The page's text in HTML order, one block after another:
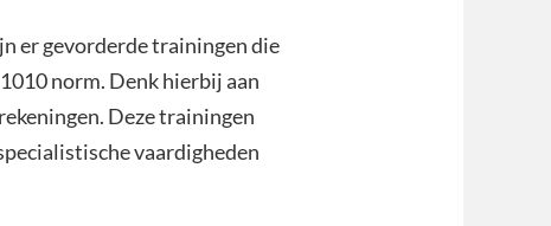
er gevorderde trainingen die
norm. Denk hierbij aan
Deze trainingen
vaardigheden